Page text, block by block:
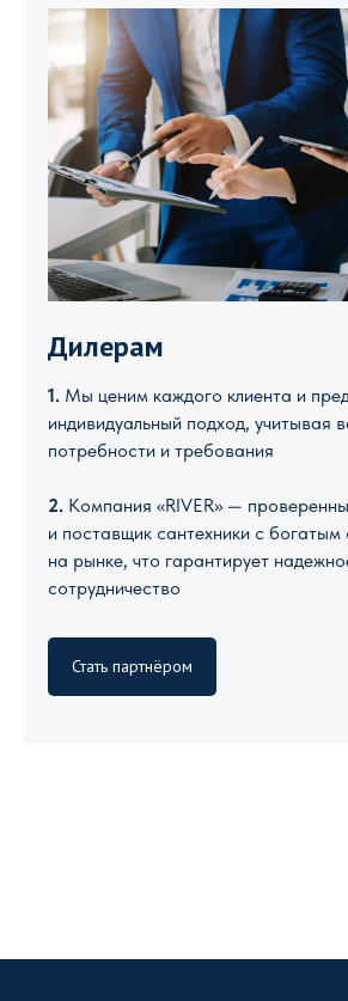
Дилерам
1. Мы ценим каждого клиента и
индивидуальный подход, учитывая
потребности и требования
2. Компания «RIVER» —
и поставщик сантехники с
на рынке, что гарантирует
сотрудничество
Стать партнёром